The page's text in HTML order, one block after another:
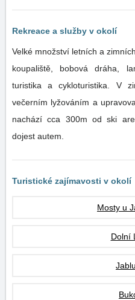
Rekreace a služby v okolí
Velké množství letních a
koupaliště, bobová dráha,
turistika a cykloturistika. V
večerním lyžováním a
nachází cca 300m od ski
dojest autem.
Turistické zajímavosti v okolí
Mosty u
Dolní